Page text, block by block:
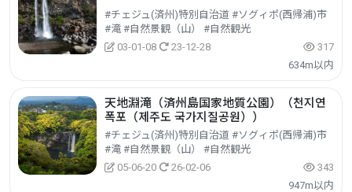
#チェジュ(済州)特別自治道 #ソグィポ(西帰浦)市
#滝 #自然景観（山） #自然観光
03-01-08
23-12-28
317
634m以内
天地淵滝（済州島国家地質公園）（천지연
폭포（제주도 국가지질공원））
#チェジュ(済州)特別自治道 #ソグィポ(西帰浦)市
#滝 #自然景観（山） #自然観光
05-06-20
26-02-06
343
947m以内